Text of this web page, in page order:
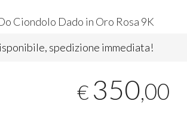
Ciondolo Dado in Oro Rosa 9K
spedizione immediata!
€ 350,00